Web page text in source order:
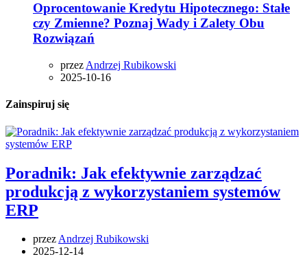
Oprocentowanie Kredytu Hipotecznego: Stałe
czy Zmienne? Poznaj Wady i Zalety Obu
Rozwiązań
przez Andrzej Rubikowski
2025-10-16
Zainspiruj się
Poradnik: Jak efektywnie zarządzać
produkcją z wykorzystaniem systemów
ERP
przezAndrzej Rubikowski
2025-12-14